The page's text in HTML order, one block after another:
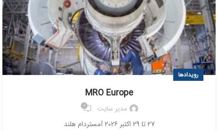
رویدادها
MRO Europe
مدیر سایت 0
27 تا 29 اکتبر 2026 آمستردام هلند